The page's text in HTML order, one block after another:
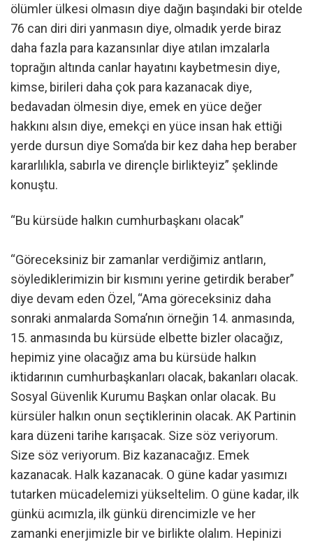
ölümler ülkesi olmasın diye dağın başındaki bir otelde
76 can diri diri yanmasın diye, olmadık yerde biraz
daha fazla para kazansınlar diye atılan imzalarla
toprağın altında canlar hayatını kaybetmesin diye,
kimse, birileri daha çok para kazanacak diye,
bedavadan ölmesin diye, emek en yüce değer
hakkını alsın diye, emekçi en yüce insan hak ettiği
yerde dursun diye Soma’da bir kez daha hep beraber
kararlılıkla, sabırla ve dirençle birlikteyiz” şeklinde
konuştu.
“Bu kürsüde halkın cumhurbaşkanı olacak”
“Göreceksiniz bir zamanlar verdiğimiz antların,
söylediklerimizin bir kısmını yerine getirdik beraber”
diye devam eden Özel, “Ama göreceksiniz daha
sonraki anmalarda Soma’nın örneğin 14. anmasında,
15. anmasında bu kürsüde elbette bizler olacağız,
hepimiz yine olacağız ama bu kürsüde halkın
iktidarının cumhurbaşkanları olacak, bakanları olacak.
Sosyal Güvenlik Kurumu Başkan onlar olacak. Bu
kürsüler halkın onun seçtiklerinin olacak. AK Partinin
kara düzeni tarihe karışacak. Size söz veriyorum.
Size söz veriyorum. Biz kazanacağız. Emek
kazanacak. Halk kazanacak. O güne kadar yasımızı
tutarken mücadelemizi yükseltelim. O güne kadar, ilk
günkü acımızla, ilk günkü direncimizle ve her
zamanki enerjimizle bir ve birlikte olalım. Hepinizi